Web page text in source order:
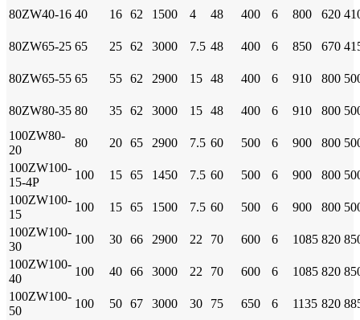
80ZW40-16 40 16 62 1500 4 48 400 6 800 620
80ZW65-25 65 25 62 3000 7.5 48 400 6 850 670
80ZW65-55 65 55 62 2900 15 48 400 6 910 800
80ZW80-35 80 35 62 3000 15 48 400 6 910 800
100ZW80-
20
80 20 65 2900 7.5 60 500 6 900 800
100ZW100-
15-4P
100 15 65 1450 7.5 60 500 6 900 800
100ZW100-
15
100 15 65 1500 7.5 60 500 6 900 800
100ZW100-
30
100 30 66 2900 22 70 600 6 1085 820
100ZW100-
40
100 40 66 3000 22 70 600 6 1085 820
100ZW100-
50
100 50 67 3000 30 75 650 6 1135 820